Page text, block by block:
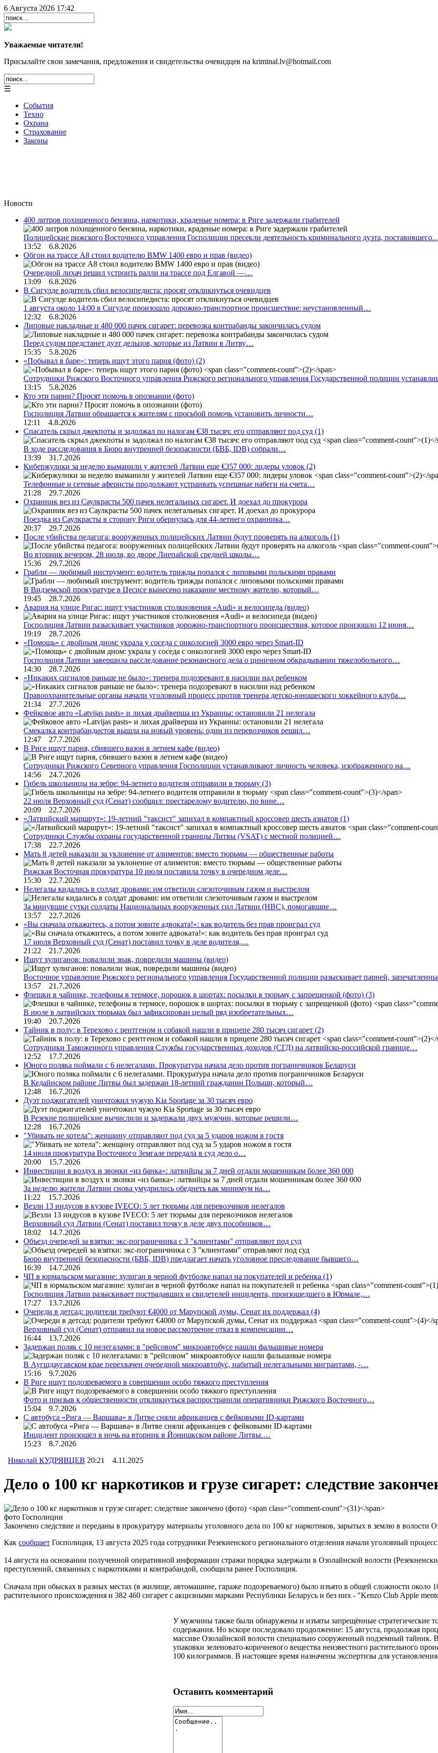
6 Августа 2026 17:42
Уважаемые читатели!
Присылайте свои замечания, предложения и свидетельства очевидцев на kriminal.lv@hotmail.com
☰
События
Техно
Охрана
Страхование
Законы
Новости
400 литров похищенного бензина, наркотики, краденые номера: в Риге задержали грабителей
Полицейские рижского Восточного управления Госполиции пресекли деятельность криминального дуэта,
13:52 6.8.2026
Обгон на трассе А8 стоил водителю BMW 1400 евро и прав (видео)
Очередной лихач решил устроить ралли на трассе под Елгавой —…
13:09 6.8.2026
В Сигулде водитель сбил велосипедиста: просят откликнуться очевидцев
1 августа около 14:00 в Сигулде произошло дорожно-транспортное происшествие: неустановленный…
12:32 6.8.2026
Липовые накладные и 480 000 пачек сигарет: перевозка контрабанды закончилась судом
Перед судом предстанет дуэт дельцов, которые из Латвии в Литву…
15:35 5.8.2026
«Побывал в баре»: теперь ищут этого парня (фото) (2)
Сотрудники Рижского Восточного управления Рижского регионального управления Государственной полиции
13:15 5.8.2026
Кто эти парни? Просят помочь в опознании (фото)
Госполиция Латвии обращается к жителям с просьбой помочь установить личности…
12:11 4.8.2026
Спасатель скрыл джекпоты и задолжал по налогам €38 тысяч: его отправляют под суд (1)
В ходе расследования в Бюро внутренней безопасности (БВБ, IDB) собрали…
13:39 31.7.2026
Кибержулики за неделю выманили у жителей Латвии еще €357 000: лидеры уловок (2)
Телефонные и сетевые аферисты продолжают устраивать успешные набеги на счета…
21:28 29.7.2026
Охранник вез из Саулкрасты 500 пачек нелегальных сигарет. И доехал до прокурора
Поездка из Саулкрасты в сторону Риги обернулась для 44-летнего охранника…
20:37 29.7.2026
После убийства педагога: вооруженных полицейских Латвии будут проверять на алкоголь (1)
Во вторник вечером, 28 июля, во дворе Лиепайской средней школы…
15:36 29.7.2026
Грабли — любимый инструмент: водитель трижды попался с липовыми польскими правами
В Видземской прокуратуре в Цесисе вынесено наказание местному жителю, который…
19:45 28.7.2026
Авария на улице Ригас: ищут участников столкновения «Audi» и велосипеда (видео)
Госполиция Латвии разыскивает участников дорожно-транспортного происшествия, которое произошло 12 июня…
19:19 28.7.2026
«Помощь» с двойным дном: украла у соседа с онкологией 3000 евро через Smart-ID
Госполиция Латвии завершила расследование резонансного дела о циничном обкрадывании тяжелобольного…
14:30 28.7.2026
«Никаких сигналов раньше не было»: тренера подозревают в насилии над ребенком
Правоохранительные органы начали уголовный процесс против тренера детско-юношеского хоккейного клуба…
21:34 27.7.2026
Фейковое авто «Latvijas pasts» и лихая драйверша из Украины: остановили 21 нелегала
Смекалка контрабандистов вышла на новый уровень: один из перевозчиков решил…
12:47 27.7.2026
В Риге ищут парня, сбившего вазон в летнем кафе (видео)
Сотрудники Рижского Северного управления Госполиции устанавливают личность человека, изображенного на…
14:56 24.7.2026
Гибель школьницы на зебре: 94-летнего водителя отправили в тюрьму (3)
22 июля Верховный суд (Сенат) сообщил: престарелому водителю, по вине…
20:09 22.7.2026
«Латвийский маршрут»: 19-летний "таксист" запихал в компактный кроссовер шесть азиатов (1)
Сотрудники Службы охраны государственной границы Литвы (VSAT) с местной полицией…
17:38 22.7.2026
Мать 8 детей наказали за уклонение от алиментов: вместо тюрьмы — общественные работы
Рижская Восточная прокуратура 10 июля поставила точку в очередном деле…
15:30 22.7.2026
Нелегалы кидались в солдат дровами: им ответили слезоточивым газом и выстрелом
За минувшие сутки солдаты Национальных вооруженных сил Латвии (НВС), помогавшие…
13:57 22.7.2026
«Вы сначала откажитесь, а потом зовите адвоката!»: как водитель без прав проиграл суд
17 июля Верховный суд (Сенат) поставил точку в деле водителя,…
21:22 21.7.2026
Ищут хулиганов: повалили знак, повредили машины (видео)
Восточное управление Рижского регионального управления Государственной полиции разыскивает парней,
13:57 21.7.2026
Флешки в чайнике, телефоны в термосе, порошок в шортах: посылки в тюрьму с запрещенкой (фото) (3)
В июле в латвийских тюрьмах был зафиксирован целый ряд изобретательных…
19:40 20.7.2026
Тайник в полу: в Терехово с рентгеном и собакой нашли в прицепе 280 тысяч сигарет (2)
Сотрудники Таможенного управления Службы государственных доходов (СГД) на латвийско-российской границе…
12:52 17.7.2026
Юного поляка поймали с 6 нелегалами. Прокуратура начала дело против пограничников Беларуси
В Кедайнском районе Литвы был задержан 18-летний гражданин Польши, который…
12:48 16.7.2026
Дуэт поджигателей уничтожил чужую Kia Sportage за 30 тысяч евро
В Резекне полицейские вычислили и задержали двух мужчин, которые решили…
12:28 16.7.2026
"Убивать не хотела": женщину отправляют под суд за 5 ударов ножом в гостя
14 июля прокуратура Восточного Земгале передала в суд дело о…
20:00 15.7.2026
Инвестиции в воздух и звонки «из банка»: латвийцы за 7 дней отдали мошенникам более 360 000
За неделю жители Латвии снова умудрились обеднеть как минимум на…
11:22 15.7.2026
Везли 13 индусов в кузове IVECO: 5 лет тюрьмы для перевозчиков нелегалов
Верховный суд Латвии (Сенат) поставил точку в деле двух пособников…
18:02 14.7.2026
Объезд очередей за взятки: экс-пограничника с 3 "клиентами" отправляют под суд
Бюро внутренней безопасности (БВБ, IDB) предлагает начать уголовное преследование бывшего…
16:39 14.7.2026
ЧП в юрмальском магазине: хулиган в черной футболке напал на покупателей и ребенка (1)
Госполиция Латвии разыскивает пострадавших и свидетелей инцидента, произошедшего в Юрмале,…
17:27 13.7.2026
Очереди в детсад: родители требуют €4000 от Марупской думы, Сенат их поддержал (4)
Верховный суд (Сенат) отправил на новое рассмотрение отказ в компенсации…
16:44 13.7.2026
Задержан поляк с 10 нелегалами: в "рейсовом" микроавтобусе нашли фальшивые номера
В Аугшдаугавском крае перехвачен очередной микроавтобус, набитый нелегальными мигрантами, -…
15:16 9.7.2026
В Риге ищут подозреваемого в совершении особо тяжкого преступления
Фото и призыв к общественности откликнуться распространили оперативники Рижского Восточного…
15:04 9.7.2026
С автобуса «Рига — Варшава» в Литве сняли африканцев с фейковыми ID-картами
Инцидент произошел в ночь на вторник в Йонишкском районе Литвы.…
15:23 8.7.2026
Николай КУДРЯВЦЕВ 20:21 4.11.2025
Дело о 100 кг наркотиков и грузе сигарет: следствие
фото Госполиции
Закончено следствие и переданы в прокуратуру материалы уголовного дела по 100 кг наркотиков, зарытых в землю в волости
Как сообщает Госполиция, 13 августа 2025 года сотрудники Резекненского регионального отделения начали уголовный
14 августа на основании полученной оперативной информации стражи порядка задержали в Озолайнской волости
преступлений, связанных с наркотиками и контрабандой, сообщила ранее Госполиция.
Сначала при обысках в разных местах (в жилище, автомашине, гараже подозреваемого) было изъято в общей сложности около
растительного происхождения и 382 460 сигарет с акцизными марками Республики Беларусь и без них - "Kenzo Club Apple
У мужчины также были обнаружены и изъяты запрещённые стратегические
содержания. Но вскоре последовало продолжение: 15 августа, продолжая
массиве Озолайнской волости специально сооруженный подземный тайник.
упаковки зеленовато-коричневого вещества неизвестного растительного
100 килограммов. В настоящее время назначены экспертизы для
Оставить комментарий